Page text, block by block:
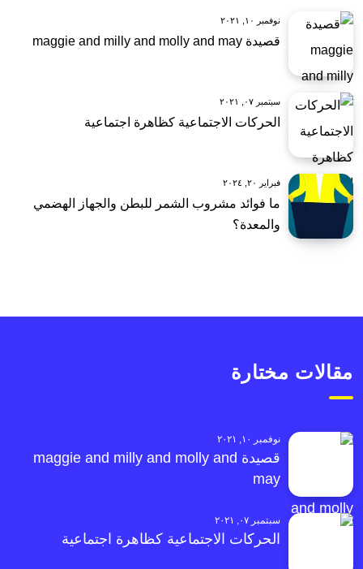
نوفمبر ١٠, ٢٠٢١
قصيدة maggie and milly and molly and may
سبتمبر ٠٧, ٢٠٢١
الحركات الاجتماعية كظاهرة اجتماعية
فبراير ٢٠, ٢٠٢٤
ما فوائد مشروب الشمر للبطن والجهاز الهضمي
والمعدة؟
مقالات مختارة
نوفمبر ١٠, ٢٠٢١
قصيدة maggie and milly and molly and
may
سبتمبر ٠٧, ٢٠٢١
الحركات الاجتماعية كظاهرة اجتماعية